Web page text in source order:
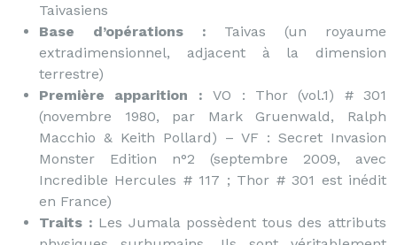
Taivasiens
Base d’opérations : Taivas (un royaume
extradimensionnel, adjacent à la dimension
terrestre)
Première apparition :VO : Thor (vol.1) # 301
(novembre 1980, par Mark Gruenwald, Ralph
Macchio & Keith Pollard) – VF : Secret Invasion
Monster Edition n°2 (septembre 2009, avec
Incredible Hercules # 117 ; Thor # 301 est inédit
en France)
Traits : Les Jumala possèdent tous des attributs